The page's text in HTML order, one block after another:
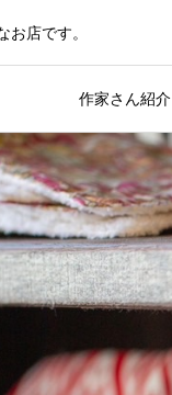
作家さん紹介
店です。